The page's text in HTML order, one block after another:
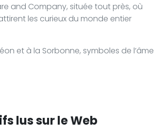
and Company, située tout près, où
les curieux du monde entier
et à la Sorbonne, symboles de l’âme
lus sur le Web